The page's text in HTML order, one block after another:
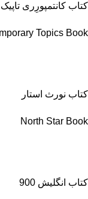
کتاب کانتمپورِری تاپیک
Topics Book
کتاب نورث استار
North Star Book
کتاب انگلیش 900